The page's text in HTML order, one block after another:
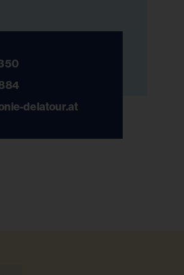
delatour.at